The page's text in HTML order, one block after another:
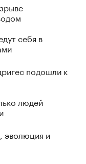
себя в
подошли к
людей
эволюция и